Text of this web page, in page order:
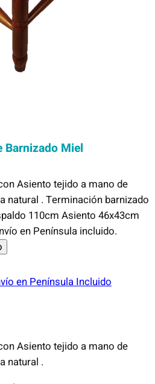
Miel
Asiento tejido a mano de
natural . Terminación barnizado
110cm Asiento 46x43cm
en Península incluido.
en Península Incluido
Asiento tejido a mano de
natural .